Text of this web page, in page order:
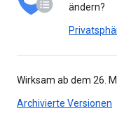
ändern?
Wirksam ab dem 26.
Archivierte Versionen